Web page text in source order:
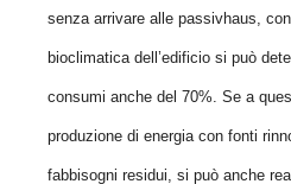
senza arrivare alle passivhaus,
bioclimatica dell’edificio si può
consumi anche del 70%. Se a
produzione di energia con fonti
fabbisogni residui, si può anche